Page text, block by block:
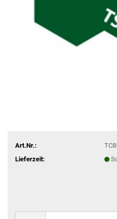
Art.Nr.:
Lieferzeit: